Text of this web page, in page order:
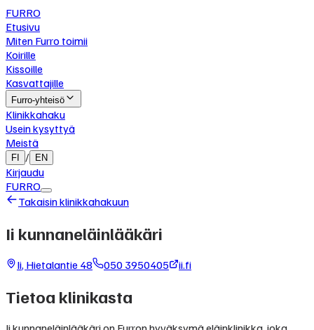
FURRO
Etusivu
Miten Furro toimii
Koirille
Kissoille
Kasvattajille
Furro-yhteisö
Klinikkahaku
Usein kysyttyä
Meistä
FI / EN
Kirjaudu
FURRO
Takaisin klinikkahakuun
Ii kunnaneläinlääkäri
Ii, Hietalantie 48 050 3950405 ii.fi
Tietoa klinikasta